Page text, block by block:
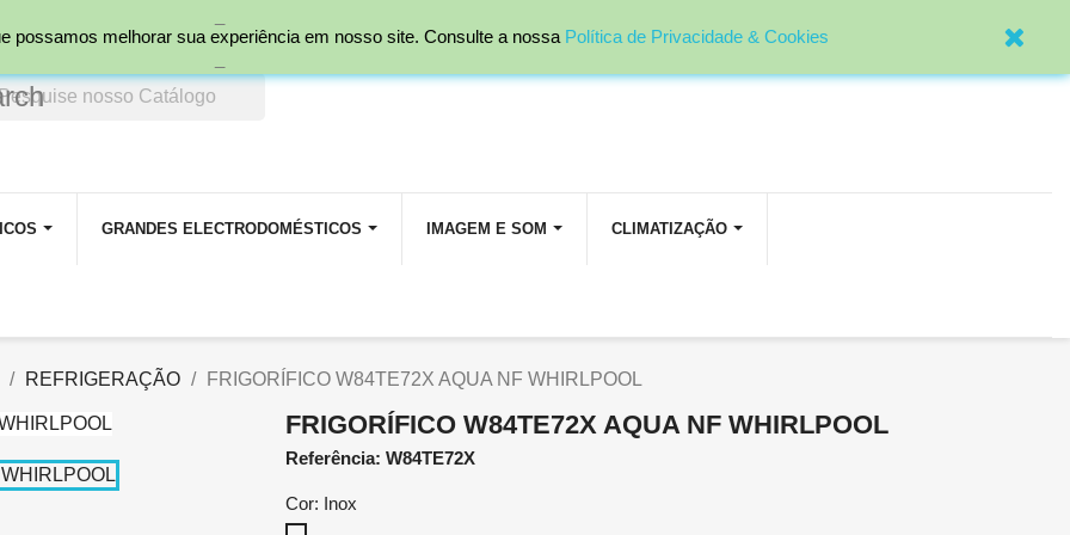
GRANDES ELECTRODOMÉSTICOS IMAGEM E SOM CLIMATIZAÇÃO
REFRIGERAÇÃO FRIGORÍFICO W84TE72X AQUA NF WHIRLPOOL
FRIGORÍFICO W84TE72X AQUA NF WHIRLPOOL
Referência: W84TE72X
Cor: Inox
possamos melhorar sua experiência em nosso site. Consulte a nossa Política de Privacidade & Cookies